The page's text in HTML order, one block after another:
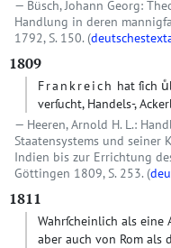
Büsch, Johann Georg:
Handlung in deren
1792, S. 150. (
1809
Frankreich hat ſich
verſucht, Handels-,
Heeren, Arnold H. L.:
Staatensystems und seiner
Indien bis zur Errichtung
Göttingen 1809, S. 253. (
1811
Wahrſcheinlich als
aber auch von Rom als